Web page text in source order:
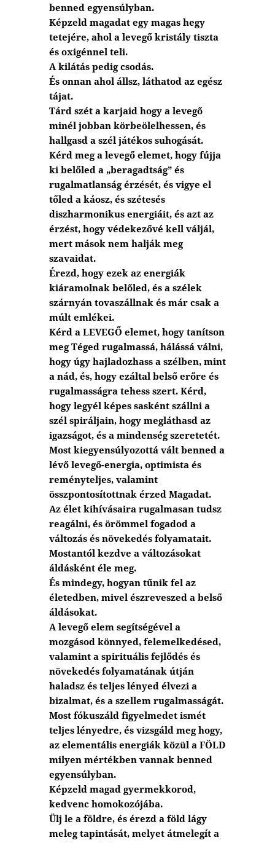
benned egyensúlyban.
Képzeld magadat egy magas hegy
tetejére, ahol a levegő kristály tiszta
és oxigénnel teli.
A kilátás pedig csodás.
És onnan ahol állsz, láthatod az egész
tájat.
Tárd szét a karjaid hogy a levegő
minél jobban körbeölelhessen, és
hallgasd a szél játékos suhogását.
Kérd meg a levegő elemet, hogy fújja
ki belőled a „beragadtság” és
rugalmatlanság érzését, és vigye el
tőled a káosz, és szétesés
diszharmonikus energiáit, és azt az
érzést, hogy védekezővé kell váljál,
mert mások nem halják meg
szavaidat.
Érezd, hogy ezek az energiák
kiáramolnak belőled, és a szélek
szárnyán tovaszállnak és már csak a
múlt emlékei.
Kérd a LEVEGŐ elemet, hogy tanítson
meg Téged rugalmassá, hálássá válni,
hogy úgy hajladozhass a szélben, mint
a nád, és, hogy ezáltal belső erőre és
rugalmasságra tehess szert. Kérd,
hogy legyél képes sasként szállni a
szél spiráljain, hogy megláthasd az
igazságot, és a mindenség szeretetét.
Most kiegyensúlyozottá vált benned a
lévő levegő-energia, optimista és
reményteljes, valamint
összpontosítottnak érzed Magadat.
Az élet kihívásaira rugalmasan tudsz
reagálni, és örömmel fogadod a
változás és növekedés folyamatait.
Mostantól kezdve a változásokat
áldásként éle meg.
És mindegy, hogyan tűnik fel az
életedben, mivel észreveszed a belső
áldásokat.
A levegő elem segítségével a
mozgásod könnyed, felemelkedésed,
valamint a spirituális fejlődés és
növekedés folyamatának útján
haladsz és teljes lényed élvezi a
bizalmat, és a szellem rugalmasságát.
Most fókuszáld figyelmedet ismét
teljes lényedre, és vizsgáld meg hogy,
az elementális energiák közül a FÖLD
milyen mértékben vannak benned
egyensúlyban.
Képzeld magad gyermekkorod,
kedvenc homokozójába.
Ülj le a földre, és érezd a föld lágy
meleg tapintását, melyet átmelegít a